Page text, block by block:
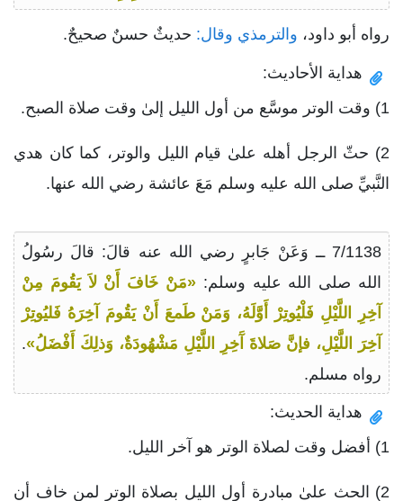
رواه أبو داود، والترمذي وقال: حديثٌ حسنٌ صحيحٌ.
هداية الأحاديث:
1) وقت الوتر موسَّع من أول الليل إلىٰ وقت صلاة الصبح.
2) حثّ الرجل أهله علىٰ قيام الليل والوتر، كما كان هدي
النَّبيِّ صلى الله عليه وسلم مَعَ عائشة رضي الله عنها.
7/1138 ــ وَعَنْ جَابرٍ رضي الله عنه قالَ: قالَ رسُولُ
الله صلى الله عليه وسلم: «مَنْ خَافَ أَنْ لاَ يَقُومَ مِنْ
آخِرِ اللَّيْلِ فَلْيُوتِرْ أَوَّلَهُ، وَمَنْ طَمعَ أَنْ يَقُومَ آخِرَهُ فَليُوتِرْ
آخِرَ اللَّيْلِ، فإنَّ صَلاةَ آَخِرِ اللَّيْلِ مَشْهُودَةٌ، وَذلِكَ أَفْضَلُ».
رواه مسلم.
هداية الحديث:
1) أفضل وقت لصلاة الوتر هو آخر الليل.
2) الحث علىٰ مبادرة أول الليل بصلاة الوتر لمن خاف أن